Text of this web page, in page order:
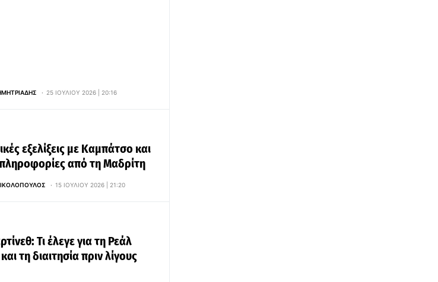
25 ΙΟΥΛΊΟΥ 2026 | 20:16
εξελίξεις με Καμπάτσο και
από τη Μαδρίτη
15 ΙΟΥΛΊΟΥ 2026 | 21:20
Τι έλεγε για τη Ρεάλ
τη διαιτησία πριν λίγους